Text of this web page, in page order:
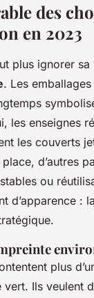
des
en 2023
plus ignorer sa
. Les
les enseignes
les couverts
d’autres
ou
d’apparence :
plus
vert. Ils veulent